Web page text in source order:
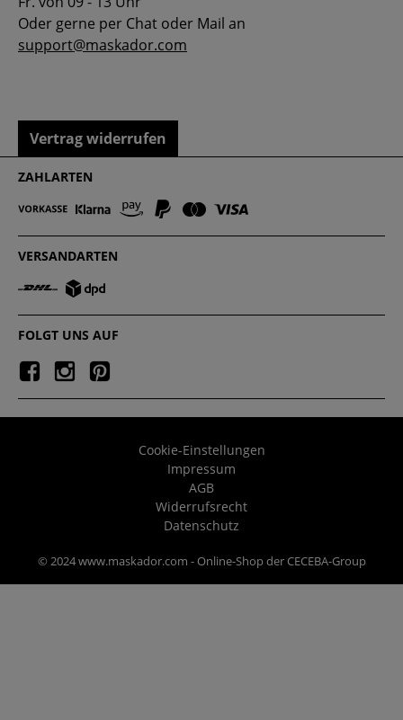
Oder gerne per Chat oder Mail an
support@maskador.com
Vertrag widerrufen
ZAHLARTEN
VERSANDARTEN
FOLGT UNS AUF
Cookie-Einstellungen
Impressum
AGB
Widerrufsrecht
Datenschutz
© 2024 www.maskador.com - Online-Shop der CECEBA-Group